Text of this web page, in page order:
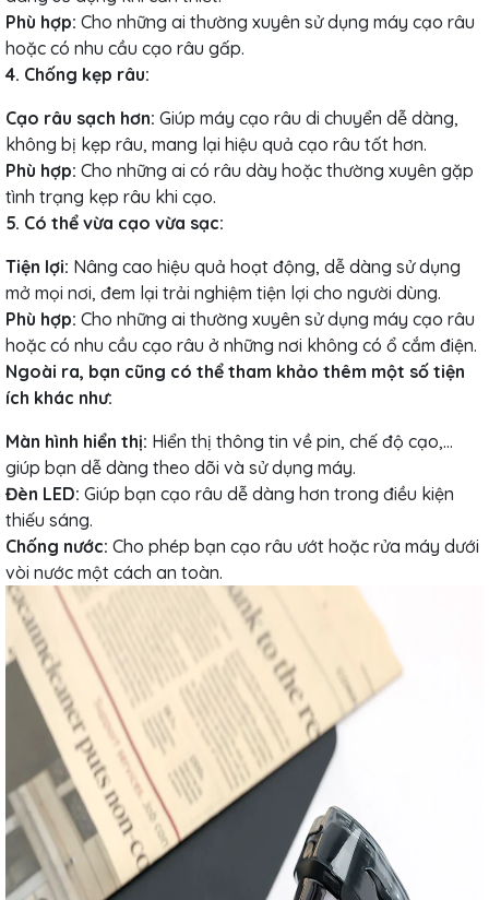
Phù hợp: Cho những ai thường xuyên sử dụng máy cạo râu
hoặc có nhu cầu cạo râu gấp.
4. Chống kẹp râu:
Cạo râu sạch hơn: Giúp máy cạo râu di chuyển dễ dàng,
không bị kẹp râu, mang lại hiệu quả cạo râu tốt hơn.
Phù hợp: Cho những ai có râu dày hoặc thường xuyên gặp
tình trạng kẹp râu khi cạo.
5. Có thể vừa cạo vừa sạc:
Tiện lợi: Nâng cao hiệu quả hoạt động, dễ dàng sử dụng
mở mọi nơi, đem lại trải nghiệm tiện lợi cho người dùng.
Phù hợp: Cho những ai thường xuyên sử dụng máy cạo râu
hoặc có nhu cầu cạo râu ở những nơi không có ổ cắm điện.
Ngoài ra, bạn cũng có thể tham khảo thêm một số tiện
ích khác như:
Màn hình hiển thị: Hiển thị thông tin về pin, chế độ cạo,...
giúp bạn dễ dàng theo dõi và sử dụng máy.
Đèn LED: Giúp bạn cạo râu dễ dàng hơn trong điều kiện
thiếu sáng.
Chống nước: Cho phép bạn cạo râu ướt hoặc rửa máy dưới
vòi nước một cách an toàn.